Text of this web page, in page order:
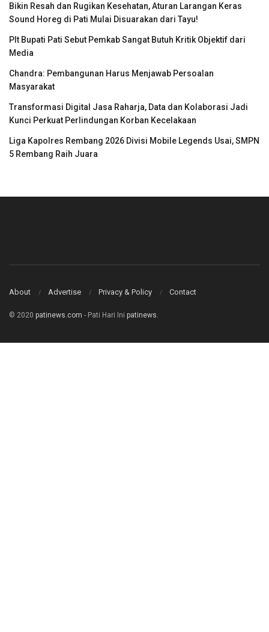
Bikin Resah dan Rugikan Kesehatan, Aturan Larangan Keras
Sound Horeg di Pati Mulai Disuarakan dari Tayu!
Plt Bupati Pati Sebut Pemkab Sangat Butuh Kritik Objektif dari
Media
Chandra: Pembangunan Harus Menjawab Persoalan
Masyarakat
Transformasi Digital Jasa Raharja, Data dan Kolaborasi Jadi
Kunci Perkuat Perlindungan Korban Kecelakaan
Liga Kapolres Rembang 2026 Divisi Mobile Legends Usai, SMPN
5 Rembang Raih Juara
About Advertise Privacy & Policy Contact
© 2020 patinews.com - Pati Hari Ini patinews.